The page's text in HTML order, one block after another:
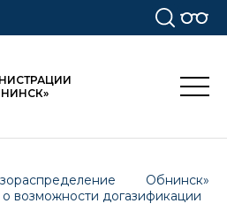
Обнинск»
возможности догазификации